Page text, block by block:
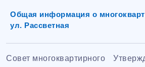
Общая информация о
ул. Рассветная
Совет многоквартирного